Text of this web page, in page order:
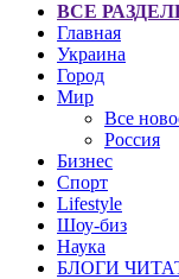
ВСЕ
Главная
Украина
Город
Мир
Все
Россия
Бизнес
Спорт
Lifestyle
Шоу-биз
Наука
БЛОГИ